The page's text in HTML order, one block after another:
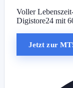
Voller
Digistore24 mit
Jetzt zur